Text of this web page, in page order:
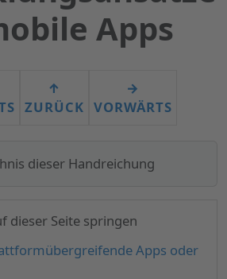
Apps
↑
ZURÜCK
→
VORWÄRTS
dieser Handreichung
dieser Seite springen
Apps oder